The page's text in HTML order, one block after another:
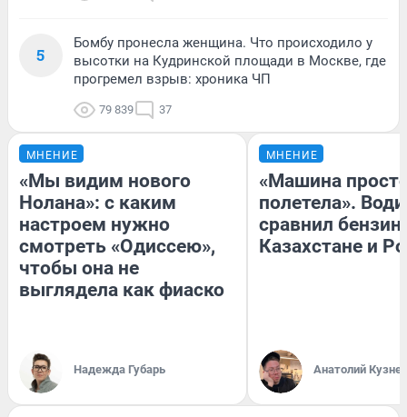
5
Бомбу пронесла женщина. Что происходило у
высотки на Кудринской площади в Москве, где
прогремел взрыв: хроника ЧП
79 839 37
МНЕНИЕ
«Мы видим нового
Нолана»: с каким
настроем нужно
смотреть «Одиссею»,
чтобы она не
выглядела как фиаско
Надежда Губарь
МНЕНИЕ
«Машина
полетела».
сравнил бензин
Казахстане и
Анатолий